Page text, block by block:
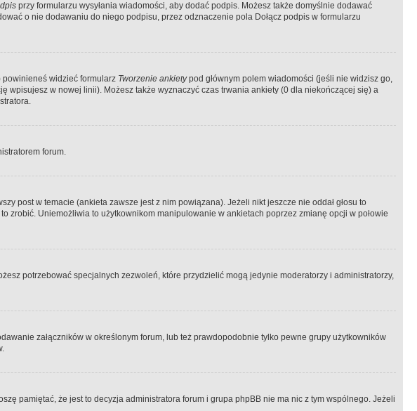
przy formularzu wysyłania wiadomości, aby dodać podpis. Możesz także domyślnie dodawać
o nie dodawaniu do niego podpisu, przez odznaczenie pola Dołącz podpis w formularzu
widzieć formularz Tworzenie ankietypod głównym polem wiadomości (jeśli nie widzisz go,
w nowej linii). Możesz także wyznaczyć czas trwania ankiety (0 dla niekończącej się) a
forum.
post w temacie (ankieta zawsze jest z nim powiązana). Jeżeli nikt jeszcze nie oddał głosu to
zrobić. Uniemożliwia to użytkownikom manipulowanie w ankietach poprzez zmianę opcji w połowie
potrzebować specjalnych zezwoleń, które przydzielić mogą jedynie moderatorzy i administratorzy,
załączników w określonym forum, lub też prawdopodobnie tylko pewne grupy użytkowników
pamiętać, że jest to decyzja administratora forum i grupa phpBB nie ma nic z tym wspólnego. Jeżeli